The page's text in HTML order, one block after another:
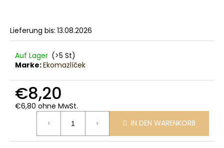
Lieferung bis: 13.08.2026
Auf Lager (>5 St)
Marke:Ekomazlíček
€8,20
€6,80 ohne MwSt.
Verkaufspreis:
IN DEN WARENKORB
n